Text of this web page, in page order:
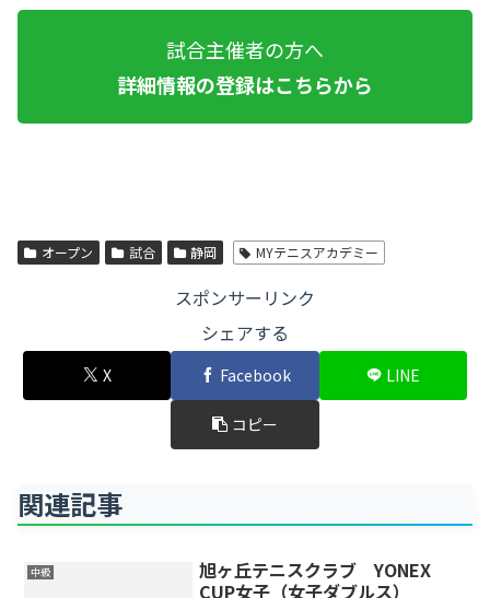
試合主催者の方へ
詳細情報の登録はこちらから
オープン 試合 静岡 MYテニスアカデミー
スポンサーリンク
シェアする
X Facebook LINE
コピー
関連記事
中級
旭ヶ丘テニスクラブ YONEX
CUP女子（女子ダブルス）